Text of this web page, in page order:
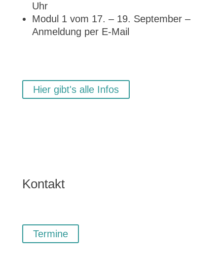
Uhr
Modul 1 vom 17. – 19. September –
Anmeldung per E-Mail
Hier gibt's alle Infos
Kontakt
Termine